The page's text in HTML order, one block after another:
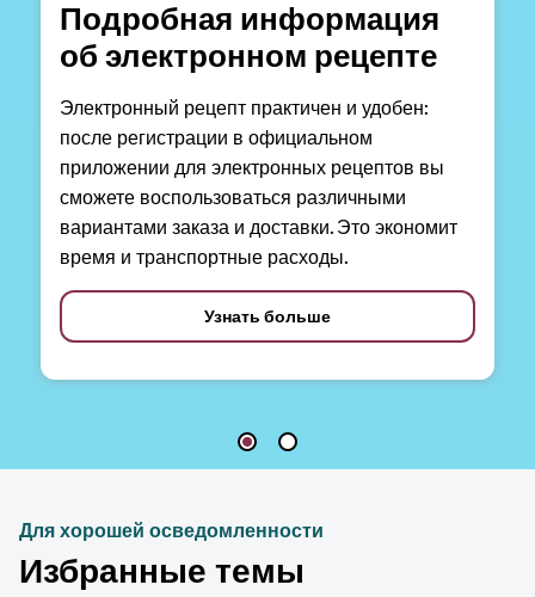
Подробная информация
об электронном рецепте
Электронный рецепт практичен и удобен:
после регистрации в официальном
приложении для электронных рецептов вы
сможете воспользоваться различными
вариантами заказа и доставки. Это экономит
время и транспортные расходы.
Узнать больше
Для хорошей осведомленности
Избранные темы